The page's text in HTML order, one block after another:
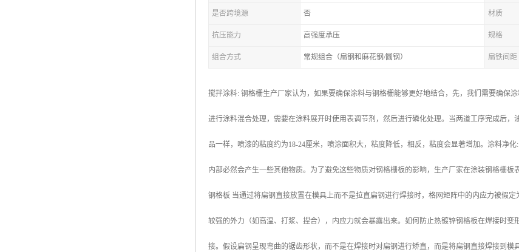
是否跨境源 否 材质
抗压能力 高强度承压 规格
组合方式 常规组合（扁钢和麻花钢/圆钢） 扁铁间距
搅拌涂料: 钢格栅生产厂家认为，如果要确保涂料与钢格栅能够更好地结合，先，我们需要确保
进行涂料混合处理，需要在涂料展开时使用表调节剂，然后进行磷化处理。当两道工序完成后
品一样，喷漆的粘度约为18-24厘米，喷涂面积大，粘度降低，相反，粘度会显著增加。涂料净
内部必然会产生一些其他物质。为了避免这些物质对钢格栅板的影响，生产厂家在涂装钢格栅板
钢格板 当通过将扁钢直接放置在模具上而不是拉直扁钢进行焊接时，格网矩阵中的内应力被假
较强的外力（如高温、打浆、捏合），内应力就会暴露出来。如何防止热镀锌钢格板在焊接时
接。假设扁钢呈现弯曲的锯齿形状，而不是在焊接时对扁钢进行矫直，而是将扁钢直接焊接到